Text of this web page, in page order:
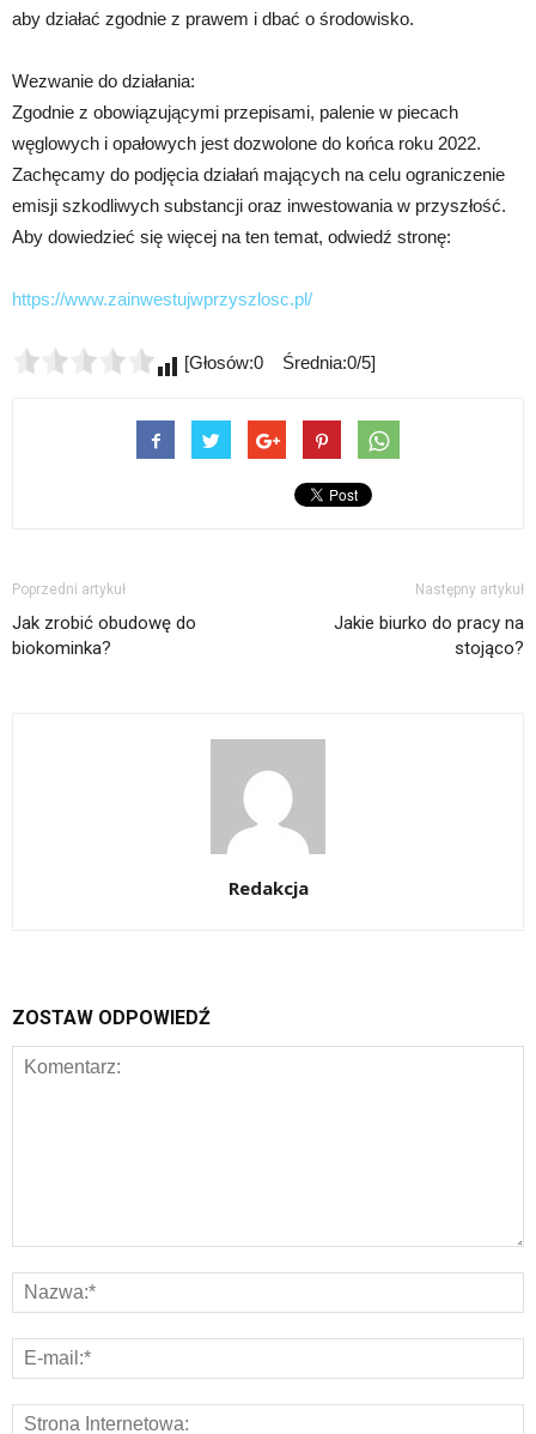
aby działać zgodnie z prawem i dbać o środowisko.
Wezwanie do działania:
Zgodnie z obowiązującymi przepisami, palenie w piecach
węglowych i opałowych jest dozwolone do końca roku 2022.
Zachęcamy do podjęcia działań mających na celu ograniczenie
emisji szkodliwych substancji oraz inwestowania w przyszłość.
Aby dowiedzieć się więcej na ten temat, odwiedź stronę:
https://www.zainwestujwprzyszlosc.pl/
[Głosów:0 Średnia:0/5]
Poprzedni artykuł
Jak zrobić obudowę do
biokominka?
Następny artykuł
Jakie biurko do pracy na
stojąco?
Redakcja
ZOSTAW ODPOWIEDŹ